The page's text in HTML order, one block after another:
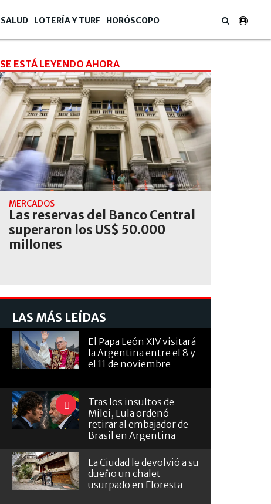
SALUD LOTERÍA Y TURF HORÓSCOPO
SE ESTÁ LEYENDO AHORA
MERCADOS
Las reservas del Banco Central
superaron los US$ 50.000
millones
LAS MÁS LEÍDAS
El Papa León XIV visitará
la Argentina entre el 8 y
el 11 de noviembre
Tras los insultos de
Milei, Lula ordenó
retirar al embajador de
Brasil en Argentina
La Ciudad le devolvió a su
dueño un chalet
usurpado en Floresta